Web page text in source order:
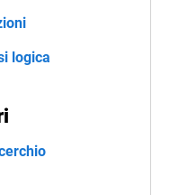
logica